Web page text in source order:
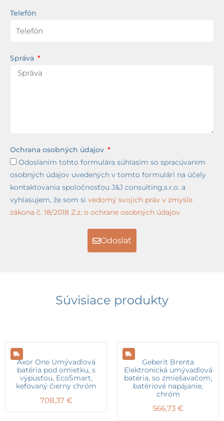
Telefón
Správa
Ochrana osobných údajov
Odoslaním tohto formulára súhlasím so spracúvaním
osobných údajov uvedených v tomto formulári na účely
kontaktovania spoločnosťou J&J consulting,s.r.o. a
vyhlasujem, že som si vedomý svojich práv v zmysle
zákona č. 18/2018 Z.z. o ochrane osobných údajov.
Odoslať
Súvisiace produkty
Axor One Umývadlová
batéria pod omietku, s
výpusťou, EcoSmart,
kefovaný čierny chróm
708,37 €
Geberit Brenta
Elektronická umývadlová
batéria, so zmiešavačom,
batériové napájanie,
chróm
566,73 €